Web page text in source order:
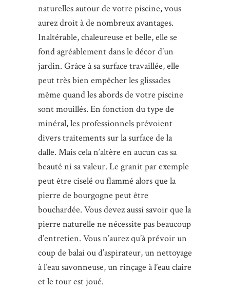
naturelles autour de votre piscine, vous
aurez droit à de nombreux avantages.
Inaltérable, chaleureuse et belle, elle se
fond agréablement dans le décor d’un
jardin. Grâce à sa surface travaillée, elle
peut très bien empêcher les glissades
même quand les abords de votre piscine
sont mouillés. En fonction du type de
minéral, les professionnels prévoient
divers traitements sur la surface de la
dalle. Mais cela n’altère en aucun cas sa
beauté ni sa valeur. Le granit par exemple
peut être ciselé ou flammé alors que la
pierre de bourgogne peut être
bouchardée. Vous devez aussi savoir que la
pierre naturelle ne nécessite pas beaucoup
d’entretien. Vous n’aurez qu’à prévoir un
coup de balai ou d’aspirateur, un nettoyage
à l’eau savonneuse, un rinçage à l’eau claire
et le tour est joué.